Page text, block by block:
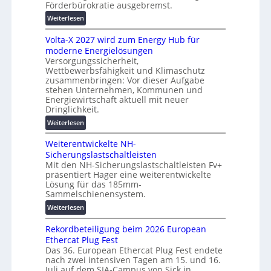
n
g
l
ö
s
u
n
g
e
n
h
u
t
z
u
n
d
d
i
g
i
t
l
e
T
r
a
n
s
p
r
e
n
Förderbürokratie ausgebremst.
Weiterlesen:
M
a
s
c
h
i
n
e
n
b
u
:
F
o
r
s
c
h
u
n
g
s
Volta-X 2027 wird zum Energy Hub für
moderne Energielösungen
Versorgungssicherheit,
Wettbewerbsfähigkeit und Klimaschutz
zusammenbringen: Vor dieser Aufgabe
stehen Unternehmen, Kommunen und
Energiewirtschaft aktuell mit neuer
Dringlichkeit.
Weiterlesen:
V
o
l
t
a
-
X
2
0
2
7
w
i
Weiterentwickelte NH-
Sicherungslastschaltleisten
Mit den NH-Sicherungslastschaltleisten Fv+
präsentiert Hager eine weiterentwickelte
Lösung für das 185mm-
Sammelschienensystem.
Weiterlesen:
W
e
i
t
e
Rekordbeteiligung beim 2026 European
Ethercat Plug Fest
Das 36. European Ethercat Plug Fest endete
nach zwei intensiven Tagen am 15. und 16.